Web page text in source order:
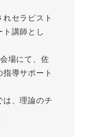
セラピスト
ト講師とし
場にて、佐
導サポート
は、理論のチ